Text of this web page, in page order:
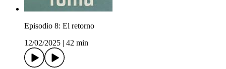
Episodio 8: El retorno
12/02/2025
42 min